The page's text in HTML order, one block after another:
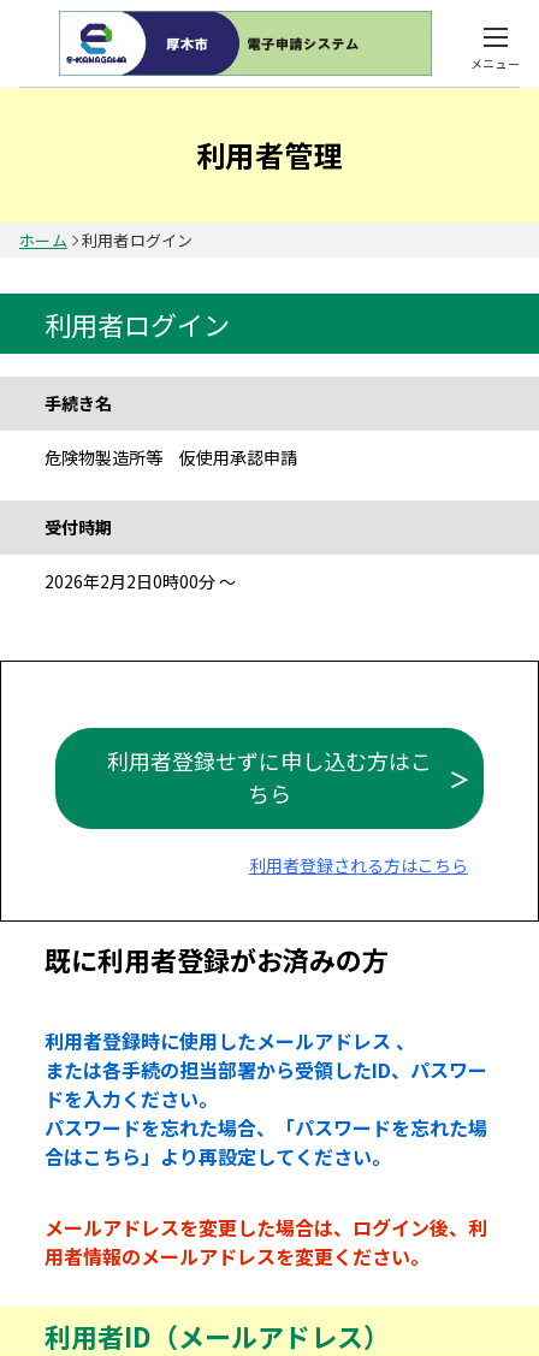
メニュー
利用者管理
ホーム 利用者ログイン
利用者ログイン
手続き名
危険物製造所等 仮使用承認申請
受付時期
2026年2月2日0時00分 ～
利用者登録せずに申し込む方はこ
ちら
利用者登録される方はこちら
既に利用者登録がお済みの方
利用者登録時に使用したメールアドレス 、
または各手続の担当部署から受領したID、パスワー
ドを入力ください。
パスワードを忘れた場合、「パスワードを忘れた場
合はこちら」より再設定してください。
メールアドレスを変更した場合は、ログイン後、利
用者情報のメールアドレスを変更ください。
利用者ID（メールアドレス）